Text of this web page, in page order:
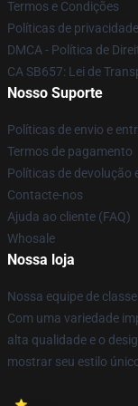
Termos e Condições
Políticas de privacidade
DMCA - Política de
CA SB657: Lei de
Nosso Suporte
Políticas de envio e
Termos de pagamento
Políticas de devolução
Contacte-nos
Ajuda ao cliente (FAQ)
Whosale
Nossa loja
Nossa equipe de
Com uma variedade
alta qualidade e o
mostrar seu estilo